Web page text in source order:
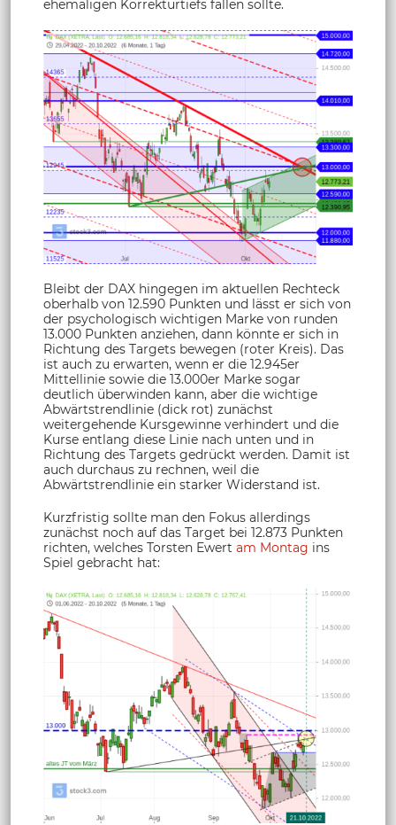
ehemaligen Korrekturtiefs fallen sollte.
Bleibt der DAX hingegen im aktuellen Rechteck
oberhalb von 12.590 Punkten und lässt er sich von
der psychologisch wichtigen Marke von runden
13.000 Punkten anziehen, dann könnte er sich in
Richtung des Targets bewegen (roter Kreis). Das
ist auch zu erwarten, wenn er die 12.945er
Mittellinie sowie die 13.000er Marke sogar
deutlich überwinden kann, aber die wichtige
Abwärtstrendlinie (dick rot) zunächst
weitergehende Kursgewinne verhindert und die
Kurse entlang diese Linie nach unten und in
Richtung des Targets gedrückt werden. Damit ist
auch durchaus zu rechnen, weil die
Abwärtstrendlinie ein starker Widerstand ist.
Kurzfristig sollte man den Fokus allerdings
zunächst noch auf das Target bei 12.873 Punkten
richten, welches Torsten Ewert am Montag ins
Spiel gebracht hat: